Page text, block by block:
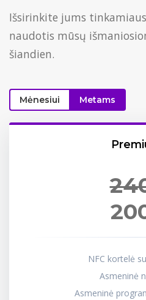
Išsirinkite jums
naudotis mūsų
šiandien.
Mėnesiui Metams
NFC kortelė
Asmeninė
Asmeninė